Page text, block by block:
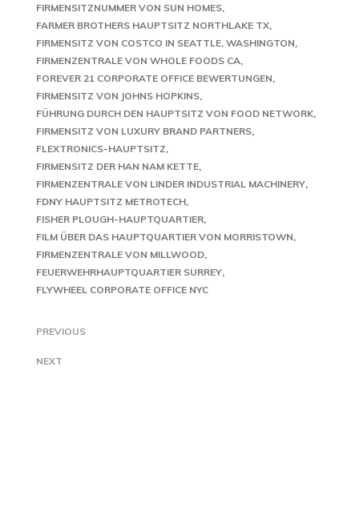
FIRMENSITZNUMMER VON SUN HOMES
FARMER BROTHERS HAUPTSITZ NORTHLAKE TX
FIRMENSITZ VON COSTCO IN SEATTLE, WASHINGTON
FIRMENZENTRALE VON WHOLE FOODS CA
FOREVER 21 CORPORATE OFFICE BEWERTUNGEN
FIRMENSITZ VON JOHNS HOPKINS
FÜHRUNG DURCH DEN HAUPTSITZ VON FOOD NETWORK
FIRMENSITZ VON LUXURY BRAND PARTNERS
FLEXTRONICS-HAUPTSITZ
FIRMENSITZ DER HAN NAM KETTE
FIRMENZENTRALE VON LINDER INDUSTRIAL MACHINERY
FDNY HAUPTSITZ METROTECH
FISHER PLOUGH-HAUPTQUARTIER
FILM ÜBER DAS HAUPTQUARTIER VON MORRISTOWN
FIRMENZENTRALE VON MILLWOOD
FEUERWEHRHAUPTQUARTIER SURREY
FLYWHEEL CORPORATE OFFICE NYC
PREVIOUS
NEXT